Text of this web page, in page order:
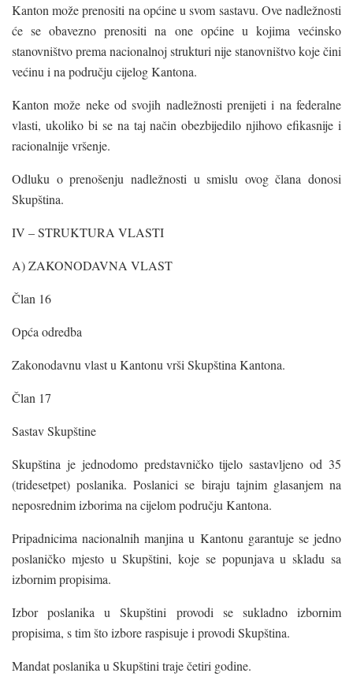
Kanton može prenositi na općine u svom sastavu. Ove nadležnosti
će se obavezno prenositi na one općine u kojima većinsko
stanovništvo prema nacionalnoj strukturi nije stanovništvo koje čini
većinu i na području cijelog Kantona.
Kanton može neke od svojih nadležnosti prenijeti i na federalne
vlasti, ukoliko bi se na taj način obezbijedilo njihovo efikasnije i
racionalnije vršenje.
Odluku o prenošenju nadležnosti u smislu ovog člana donosi
Skupština.
IV – STRUKTURA VLASTI
A) ZAKONODAVNA VLAST
Član 16
Opća odredba
Zakonodavnu vlast u Kantonu vrši Skupština Kantona.
Član 17
Sastav Skupštine
Skupština je jednodomo predstavničko tijelo sastavljeno od 35
(tridesetpet) poslanika. Poslanici se biraju tajnim glasanjem na
neposrednim izborima na cijelom području Kantona.
Pripadnicima nacionalnih manjina u Kantonu garantuje se jedno
poslaničko mjesto u Skupštini, koje se popunjava u skladu sa
izbornim propisima.
Izbor poslanika u Skupštini provodi se sukladno izbornim
propisima, s tim što izbore raspisuje i provodi Skupština.
Mandat poslanika u Skupštini traje četiri godine.